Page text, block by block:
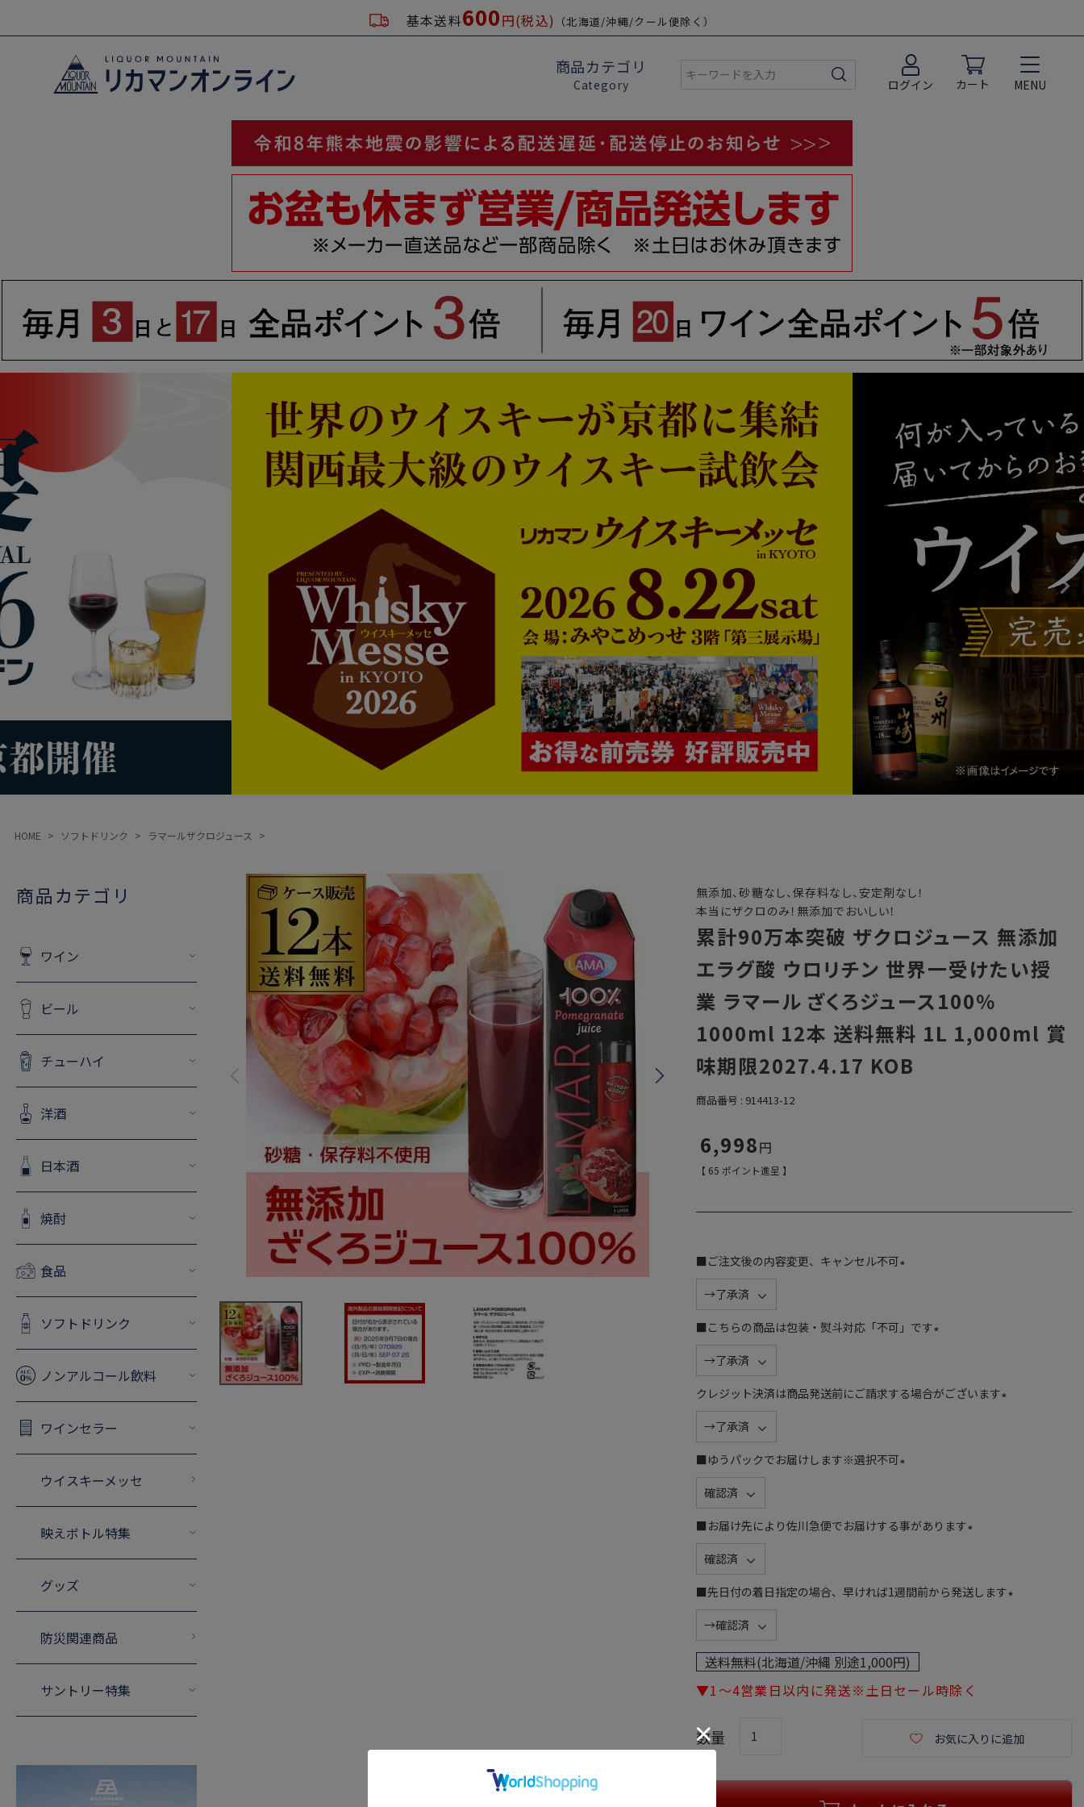
基本送料600円(税込) （北海道/沖縄/クール便除く）
商品カテゴリ
Category ログイン カート MENU
HOME ソフトドリンク ラマールザクロジュース
商品カテゴリ
ワイン
ビール
チューハイ
洋酒
日本酒
焼酎
食品
ソフトドリンク
ノンアルコール飲料
ワインセラー
ウイスキーメッセ
映えボトル特集
グッズ
防災関連商品
サントリー特集
無添加、砂糖なし、保存料なし、安定剤なし！
本当にザクロのみ！無添加でおいしい！
累計90万本突破 ザクロジュース 無添加
エラグ酸 ウロリチン 世界一受けたい授
業 ラマール ざくろジュース100％
1000ml 12本 送料無料 1L 1,000ml 賞
味期限2027.4.17 KOB
商品番号 914413-12
6,998
【 65 ポイント進呈 】
■ご注文後の内容変更、キャンセル不可
須
■こちらの商品は包装・熨斗対応「不可」です
須
クレジット決済は商品発送前にご請求する場合がございます
■ゆうパックでお届けします※選択不可
須
■お届け先により佐川急便でお届けする事があります
須
■先日付の着日指定の場合、早ければ1週間前から発送します
送料無料(北海道/沖縄 別途1,000円)
▼1～4営業日以内に発送※土日セール時除く
お気に入りに追加